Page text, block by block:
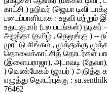
காட்சி ) நடுவர் (ஜெயா டிவி
படைப்பாளியாக : உதவி
உதயகுமார் (பல படங்கள்) நடிகர்
அஜந்தா (தமிழ் , தெலுங்கு ) --
முரட்டு சிங்கம் , முத்துக்கு
தொலைக்காட்சித் தொடர்கள்
(இளையராஜா), அடாவடி
) வெண்மேகம் (ஜாபர் ) அடுத்த
எழுத்து தொடர்புக்கு :
76462